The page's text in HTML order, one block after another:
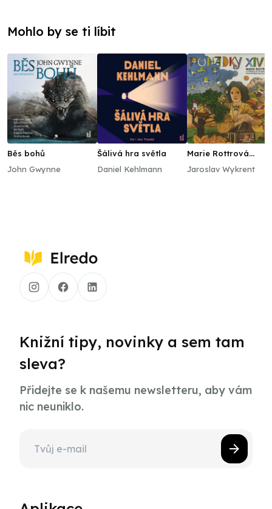
Mohlo by se ti líbit
Běs bohů
John Gwynne
Šálivá hra světla
Daniel Kehlmann
Marie Rottrová
Františka Nepila a
Jaroslav Wykrent
Knižní tipy, novinky a sem tam
sleva?
Přidejte se k našemu newsletteru, aby vám
nic neuniklo.